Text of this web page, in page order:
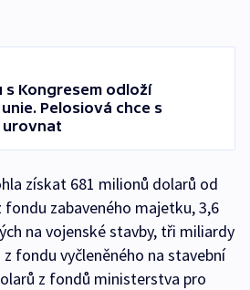
s Kongresem odloží
Pelosiová chce s
urovnat
získat 681 milionů dolarů od
zabaveného majetku, 3,6
na vojenské stavby, tři miliardy
fondu vyčleněného na stavební
z fondů ministerstva pro